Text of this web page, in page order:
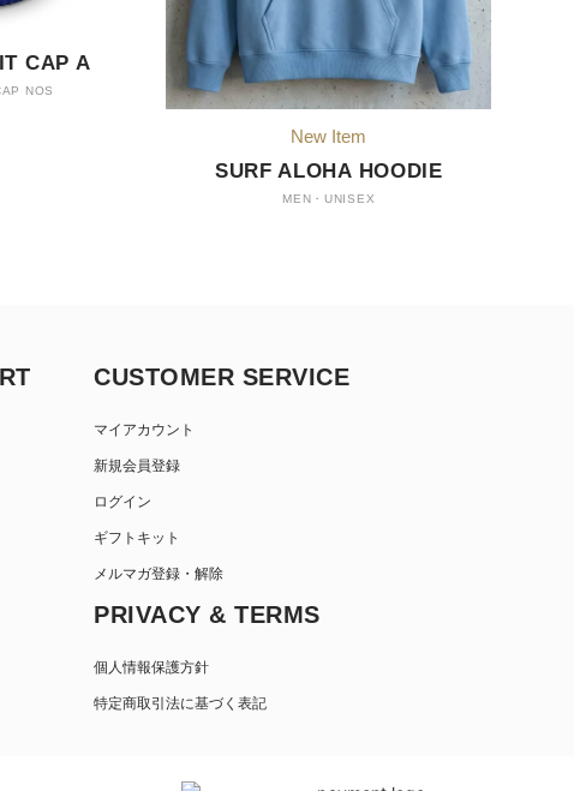
CAP A
NOS
New Item
SURF ALOHA HOODIE
MEN・UNISEX
CUSTOMER SERVICE
マイアカウント
新規会員登録
ログイン
ギフトキット
メルマガ登録・解除
PRIVACY & TERMS
個人情報保護方針
特定商取引法に基づく表記